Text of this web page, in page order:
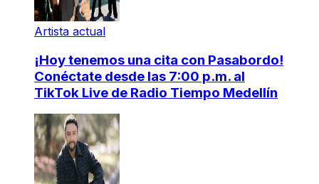
Artista actual
¡Hoy tenemos una cita con Pasabordo!
Conéctate desde las 7:00 p.m. al
TikTok Live de Radio Tiempo Medellín